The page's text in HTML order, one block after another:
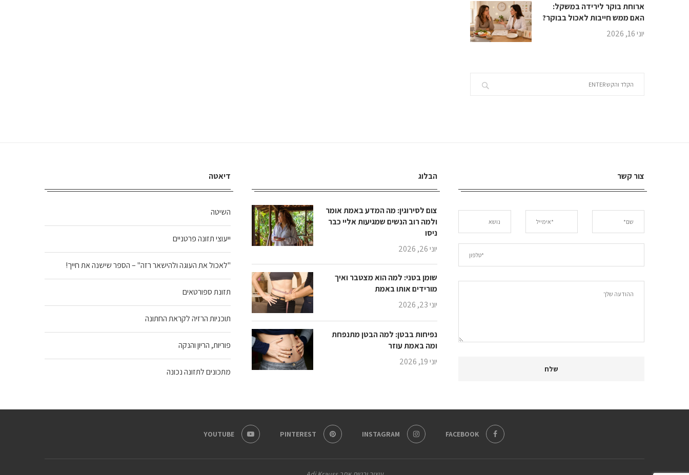
ארוחת בוקר לירידה במשקל:
האם ממש חייבות לאכול בבוקר?
יוני 16, 2026
צור קשר הבלוג
צום לסירוגין: מה המדע באמת אומר
ולמה רוב הנשים שמגיעות אליי כבר
ניסו
יוני 26, 2026
שומן בטני: למה הוא מצטבר ואיך
מורידים אותו באמת
יוני 23, 2026
נפיחות בבטן: למה הבטן מתנפחת
ומה באמת עוזר
יוני 19, 2026
דיאטה
השיטה
ייעוצי תזונה פרטניים
"לאכול את העוגה ולהישאר רזה" – הספר שישנה את חייך!
תזונת ספורטאים
תוכניות הרזיה לקראת החתונה
פוריות, הריון והנקה
מתכונים לתזונה נכונה
FACEBOOK
INSTAGRAM
PINTEREST
YOUTUBE